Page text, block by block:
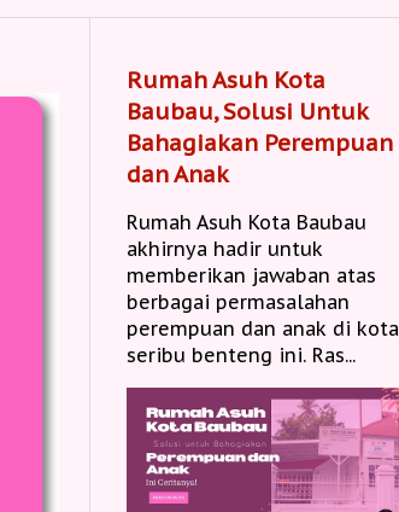
Rumah Asuh Kota
Baubau, Solusi Untuk
Bahagiakan Perempuan
dan Anak
Rumah Asuh Kota Baubau
akhirnya hadir untuk
memberikan jawaban atas
berbagai permasalahan
perempuan dan anak di kota
seribu benteng ini. Ras...